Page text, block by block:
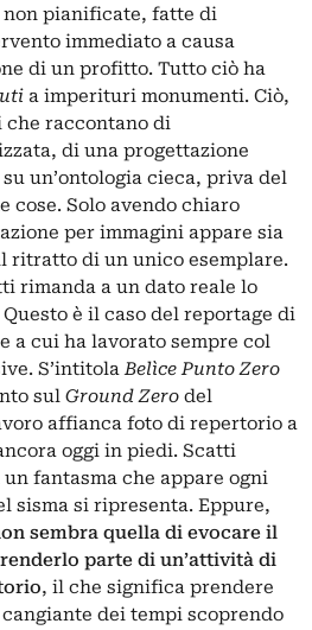
pianificate, fatte di
immediato a causa
di un profitto. Tutto ciò ha
a imperituri monumenti. Ciò,
raccontano di
di una progettazione
un’ontologia cieca, priva del
cose. Solo avendo chiaro
per immagini appare sia
ritratto di un unico esemplare.
rimanda a un dato reale lo
è il caso del reportage di
a cui ha lavorato sempre col
S’intitolaBelìce Punto Zero
sul Ground Zero del
affianca foto di repertorio a
oggi in piedi. Scatti
fantasma che appare ogni
sisma si ripresenta. Eppure,
sembra quella di evocare il
parte di un’attività di
, il che significa prendere
dei tempi scoprendo